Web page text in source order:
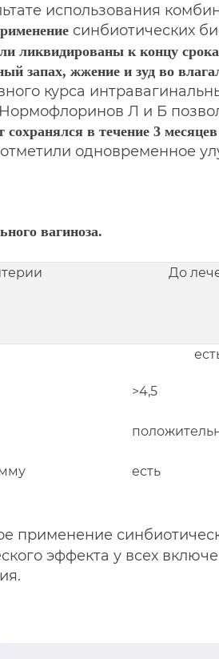
использования
синбиотических
ликвидированы к концу срока
запах, жжение и зуд во
курса
Л и Б
в течение 3
одновременное
вагиноза.
До
>4,5
есть
применение
эффекта у всех